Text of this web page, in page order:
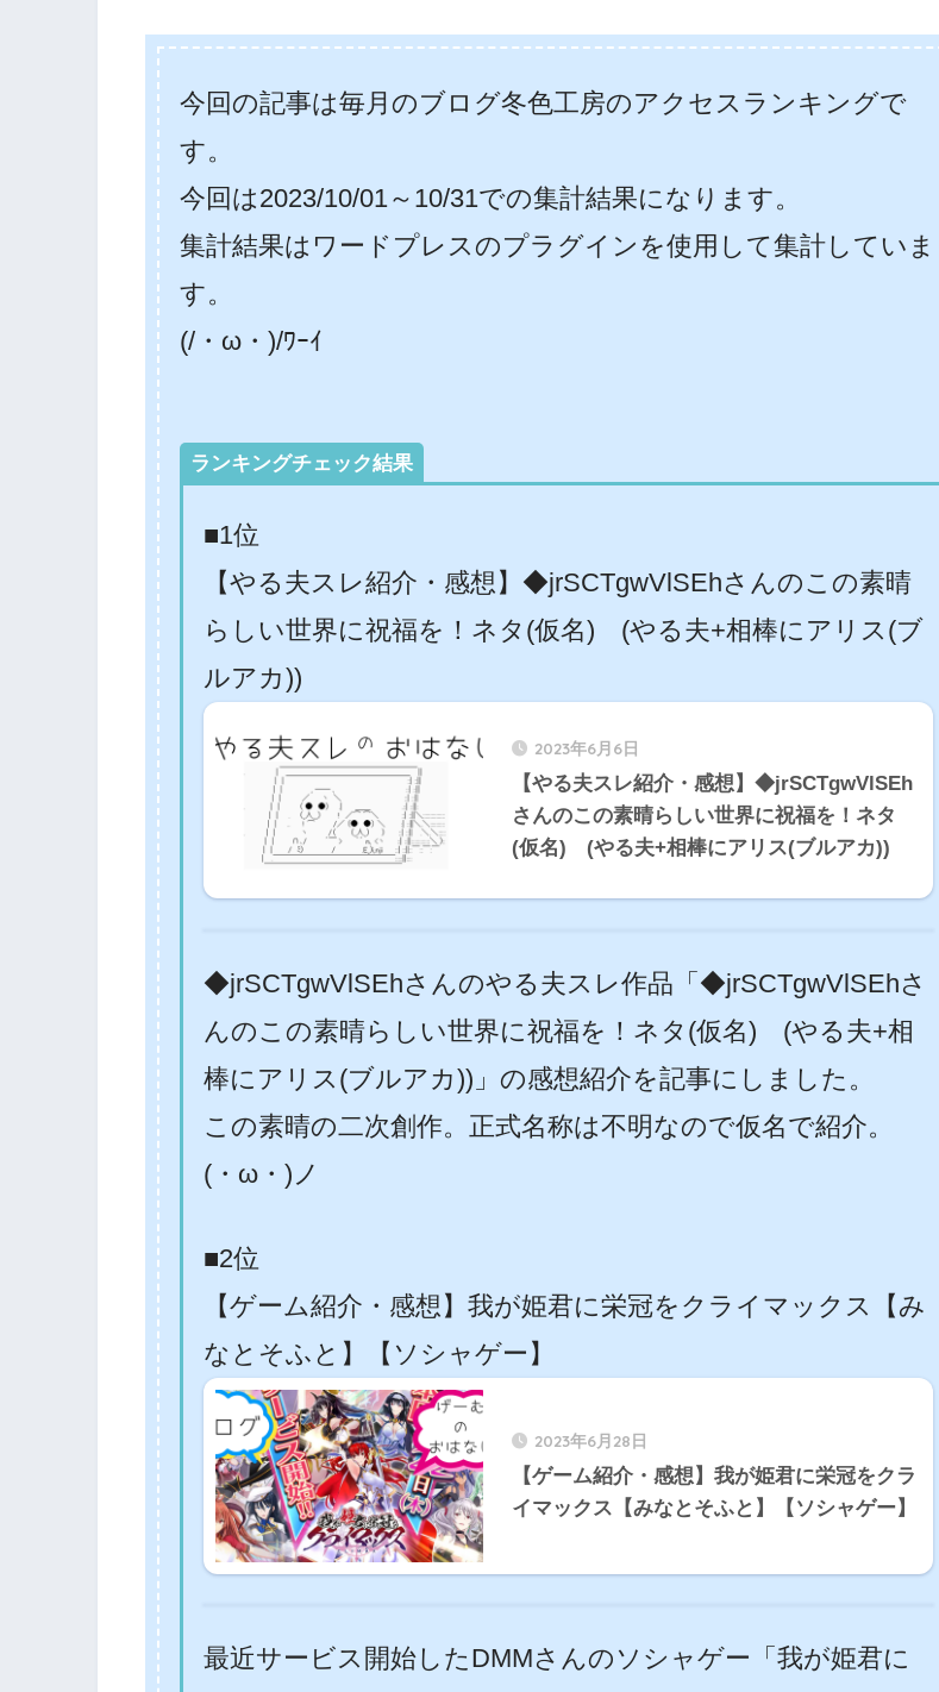
今回の記事は毎月のブログ冬色工房のアクセスランキングで
す。
今回は2023/10/01～10/31での集計結果になります。
集計結果はワードプレスのプラグインを使用して集計していま
す。
(/・ω・)/ﾜｰｲ
ランキングチェック結果
■1位
【やる夫スレ紹介・感想】◆jrSCTgwVlSEhさんのこの素晴
らしい世界に祝福を！ネタ(仮名) (やる夫+相棒にアリス(ブ
ルアカ))
2023年6月6日
【やる夫スレ紹介・感想】◆jrSCTgwVlSEh
さんのこの素晴らしい世界に祝福を！ネタ
(仮名) (やる夫+相棒にアリス(ブルアカ))
◆jrSCTgwVlSEhさんのやる夫スレ作品「◆jrSCTgwVlSEhさ
んのこの素晴らしい世界に祝福を！ネタ(仮名) (やる夫+相
棒にアリス(ブルアカ))」の感想紹介を記事にしました。
この素晴の二次創作。正式名称は不明なので仮名で紹介。
(・ω・)ノ
■2位
【ゲーム紹介・感想】我が姫君に栄冠をクライマックス【み
なとそふと】【ソシャゲー】
2023年6月28日
【ゲーム紹介・感想】我が姫君に栄冠をクラ
イマックス【みなとそふと】【ソシャゲー】
最近サービス開始したDMMさんのソシャゲー「我が姫君に